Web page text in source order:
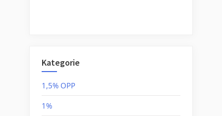
Kategorie
1,5% OPP
1%